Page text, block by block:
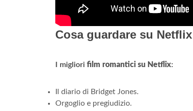
Cosa guardare su
I migliori film romantici su Netflix:
Il diario di Bridget Jones.
Orgoglio e pregiudizio.